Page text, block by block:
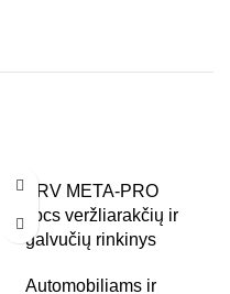
-16%
TOP PREKĖ
CRV META-PRO
108pcs veržliarakčių ir
galvučių rinkinys
Automobiliams ir